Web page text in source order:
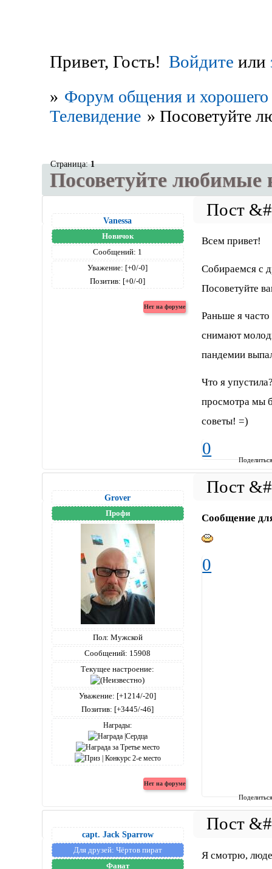
Привет, Гость! Войдите или
» Форум общения и хорошего
Телевидение » Посоветуйте
Посоветуйте любимые
Страница:1
Vanessa
Новичок
Сообщений: 1
Уважение: [+0/-0]
Позитив: [+0/-0]
Всем привет!
Собираемся с
Посоветуйте
Раньше я часто
снимают
пандемии
Что я
просмотра мы
советы! =)
0
Grover
Профи
Пол: Мужской
Сообщений: 15908
Текущее настроение:
Уважение: [+1214/-20]
Позитив: [+3445/-46]
Награды:
Сообщение
0
capt. Jack Sparrow
Для друзей: Чёртов пират
Фанат
Я смотрю,